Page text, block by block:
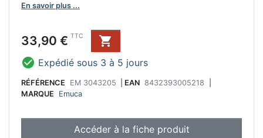
En savoir plus ...
Prix
33,90 € TTC

 Expédié sous 3 à 5 jours
RÉFÉRENCE EM 3043205 EAN 8432393005218
MARQUE
Emuca
Accéder à la fiche produit